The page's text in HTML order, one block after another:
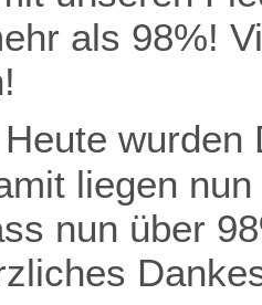
als 98%!
Heute wurden
liegen
nun über